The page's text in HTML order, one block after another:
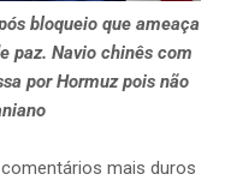
bloqueio que ameaça
paz. Navio chinês com
por Hormuz pois não
mais duros